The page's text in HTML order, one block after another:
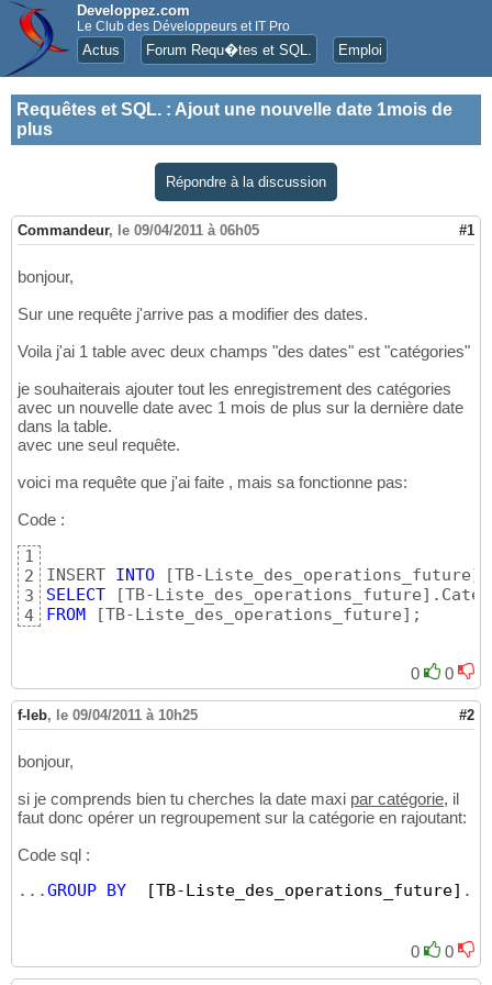
Developpez.com
Le Club des Développeurs et IT Pro
Actus Forum Requ�tes et SQL. Emploi
Requêtes et SQL. : Ajout une nouvelle date 1mois de
plus
Répondre à la discussion
Commandeur, le 09/04/2011 à 06h05 #1
bonjour,
Sur une requête j'arrive pas a modifier des dates.
Voila j'ai 1 table avec deux champs "des dates" est "catégories"
je souhaiterais ajouter tout les enregistrement des catégories
avec un nouvelle date avec 1 mois de plus sur la dernière date
dans la table.
avec une seul requête.
voici ma requête que j'ai faite , mais sa fonctionne pas:
Code :
1
2
3
4
INSERT INTO [TB-Liste_des_operations_future]
SELECT
[TB-Liste_des_operations_future]
FROM
[TB-Liste_des_operations_future] ;
0 0
f-leb, le 09/04/2011 à 10h25 #2
bonjour,
si je comprends bien tu cherches la date maxi par catégorie, il
faut donc opérer un regroupement sur la catégorie en rajoutant:
Code sql :
...GROUP BY [TB-Liste_des_operations_future] .
0 0